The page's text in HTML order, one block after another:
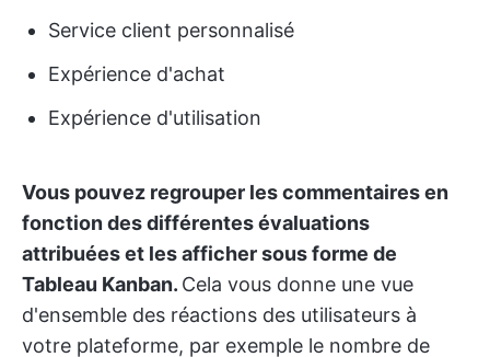
Service client personnalisé
Expérience d'achat
Expérience d'utilisation
Vous pouvez regrouper les commentaires en
fonction des différentes évaluations
attribuées et les afficher sous forme de
Tableau Kanban. Cela vous donne une vue
d'ensemble des réactions des utilisateurs à
votre plateforme, par exemple le nombre de